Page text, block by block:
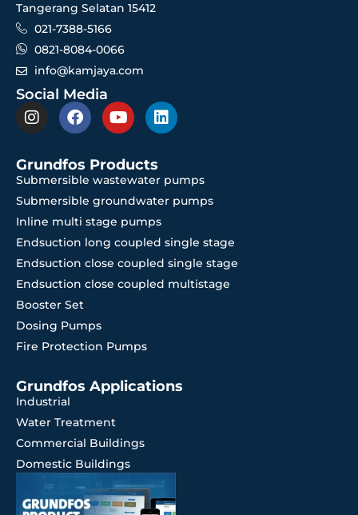
Tangerang Selatan 15412
021-7388-5166
0821-8084-0066
info@kamjaya.com
Social Media
Grundfos Products
Submersible wastewater pumps
Submersible groundwater pumps
Inline multi stage pumps
Endsuction long coupled single stage
Endsuction close coupled single stage
Endsuction close coupled multistage
Booster Set
Dosing Pumps
Fire Protection Pumps
Grundfos Applications
Industrial
Water Treatment
Commercial Buildings
Domestic Buildings